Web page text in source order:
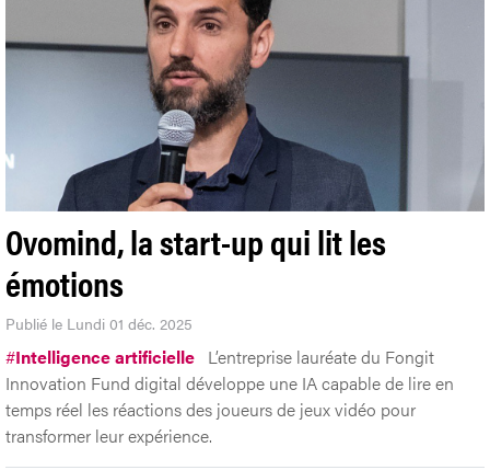
Ovomind, la start-up qui lit les
émotions
Publié le Lundi 01 déc. 2025
#Intelligence artificielle L’entreprise lauréate du Fongit
Innovation Fund digital développe une IA capable de lire en
temps réel les réactions des joueurs de jeux vidéo pour
transformer leur expérience.